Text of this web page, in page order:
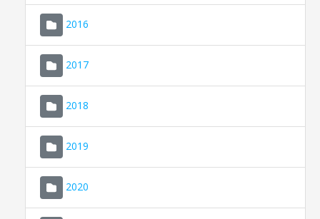
2016
2017
2018
2019
2020